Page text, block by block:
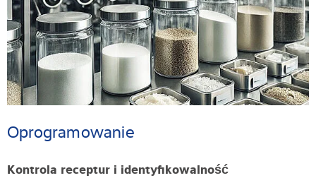
Oprogramowanie
Kontrola receptur i identyfikowalność